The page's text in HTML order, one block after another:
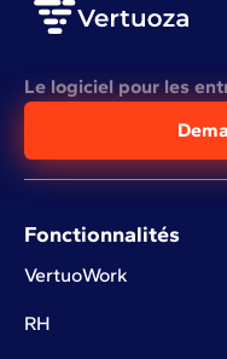
Le logiciel pour les
Fonctionnalités
VertuoWork
RH